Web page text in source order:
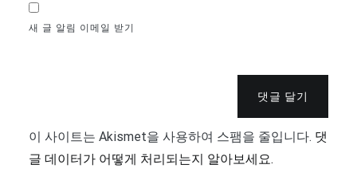
새 글 알림 이메일 받기
댓글 달기
이 사이트는 Akismet을 사용하여 스팸을 줄입니다. 댓
글 데이터가 어떻게 처리되는지 알아보세요.